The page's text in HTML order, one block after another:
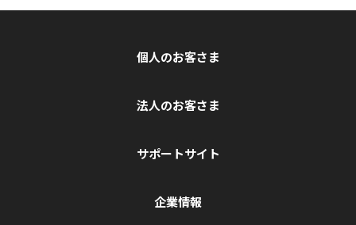
個人のお客さま
法人のお客さま
サポートサイト
企業情報